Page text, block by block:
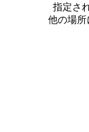
指定さ
他の場所